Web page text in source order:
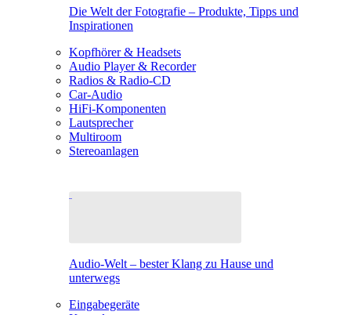
Die Welt der Fotografie – Produkte, Tipps und
Inspirationen
Kopfhörer & Headsets
Audio Player & Recorder
Radios & Radio-CD
Car-Audio
HiFi-Komponenten
Lautsprecher
Multiroom
Stereoanlagen
Audio-Welt – bester Klang zu Hause und
unterwegs
Eingabegeräte